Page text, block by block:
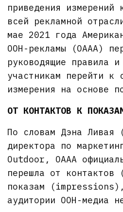
приведения измерений
всей рекламной
мае 2021 года
OOH-рекламы (OAAA)
руководящие правила и
участникам перейти к
измерения на основе
ОТ КОНТАКТОВ К
По словам Дэна
директора по
Outdoor, OAAA
перешла от
показам
аудитории OOH-медиа